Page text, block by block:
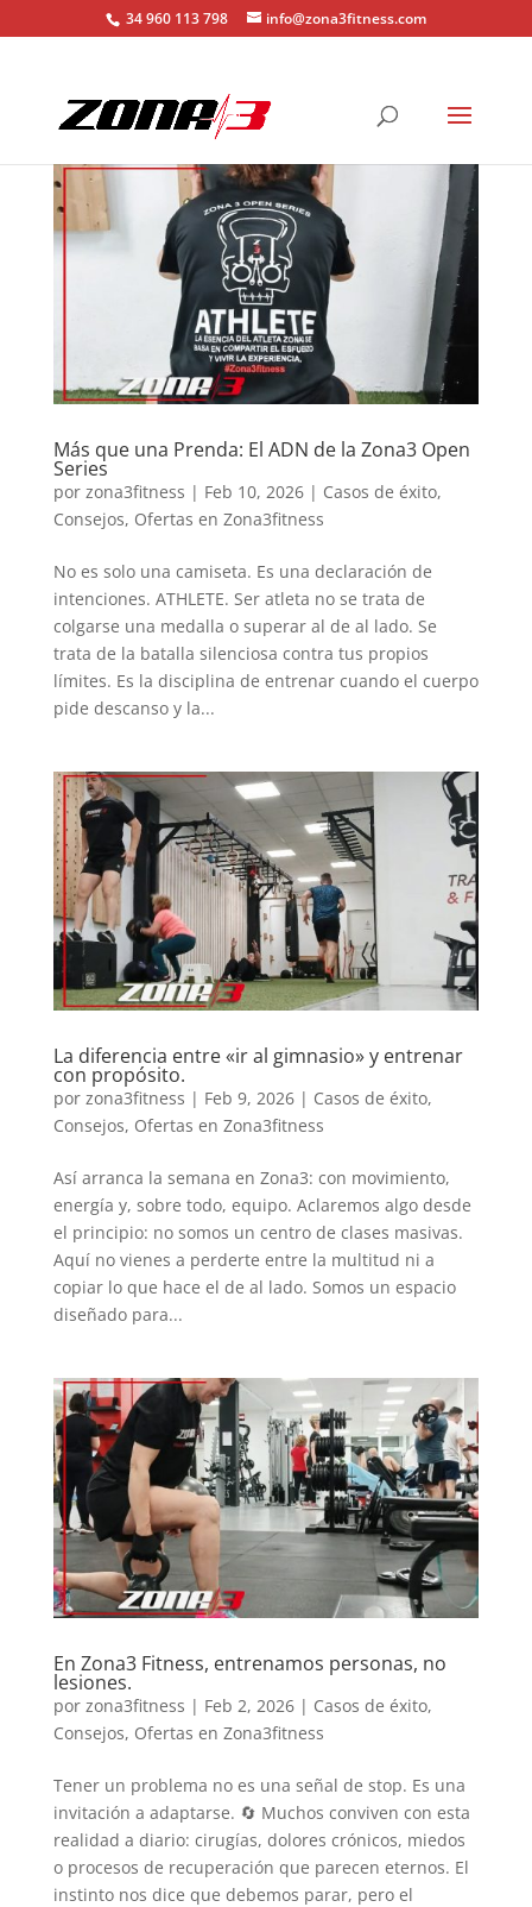
34 960 113 798 info@zona3fitness.com
Más que una Prenda: El ADN de la Zona3 Open
Series
por zona3fitness | Feb 10, 2026| Casos de éxito,
Consejos, Ofertas en Zona3fitness
No es solo una camiseta. Es una declaración de
intenciones. ATHLETE. Ser atleta no se trata de
colgarse una medalla o superar al de al lado. Se
trata de la batalla silenciosa contra tus propios
límites. Es la disciplina de entrenar cuando el cuerpo
pide descanso y la...
La diferencia entre «ir al gimnasio» y entrenar
con propósito.
por zona3fitness | Feb 9, 2026| Casos de éxito,
Consejos, Ofertas en Zona3fitness
Así arranca la semana en Zona3: con movimiento,
energía y, sobre todo, equipo. Aclaremos algo desde
el principio: no somos un centro de clases masivas.
Aquí no vienes a perderte entre la multitud ni a
copiar lo que hace el de al lado. Somos un espacio
diseñado para...
En Zona3 Fitness, entrenamos personas, no
lesiones.
por zona3fitness | Feb 2, 2026| Casos de éxito,
Consejos, Ofertas en Zona3fitness
Tener un problema no es una señal de stop. Es una
invitación a adaptarse. 🔄 Muchos conviven con esta
realidad a diario: cirugías, dolores crónicos, miedos
o procesos de recuperación que parecen eternos. El
instinto nos dice que debemos parar, pero el